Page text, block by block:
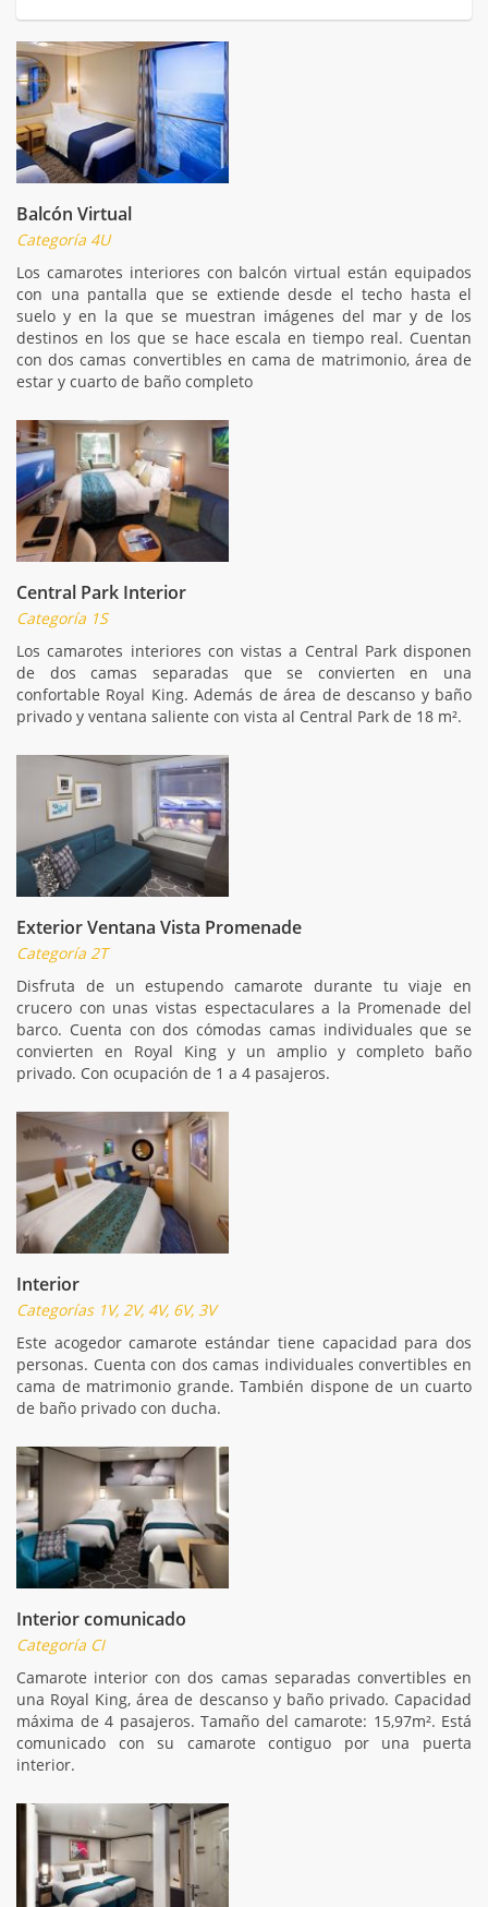
Balcón Virtual
Categoría 4U
Los camarotes interiores con balcón virtual están equipados
con una pantalla que se extiende desde el techo hasta el
suelo y en la que se muestran imágenes del mar y de los
destinos en los que se hace escala en tiempo real. Cuentan
con dos camas convertibles en cama de matrimonio, área de
estar y cuarto de baño completo
Central Park Interior
Categoría 1S
Los camarotes interiores con vistas a Central Park disponen
de dos camas separadas que se convierten en una
confortable Royal King. Además de área de descanso y baño
privado y ventana saliente con vista al Central Park de 18 m².
Exterior Ventana Vista Promenade
Categoría 2T
Disfruta de un estupendo camarote durante tu viaje en
crucero con unas vistas espectaculares a la Promenade del
barco. Cuenta con dos cómodas camas individuales que se
convierten en Royal King y un amplio y completo baño
privado. Con ocupación de 1 a 4 pasajeros.
Interior
Categorías 1V, 2V, 4V, 6V, 3V
Este acogedor camarote estándar tiene capacidad para dos
personas. Cuenta con dos camas individuales convertibles en
cama de matrimonio grande. También dispone de un cuarto
de baño privado con ducha.
Interior comunicado
Categoría CI
Camarote interior con dos camas separadas convertibles en
una Royal King, área de descanso y baño privado. Capacidad
máxima de 4 pasajeros. Tamaño del camarote: 15,97m². Está
comunicado con su camarote contiguo por una puerta
interior.